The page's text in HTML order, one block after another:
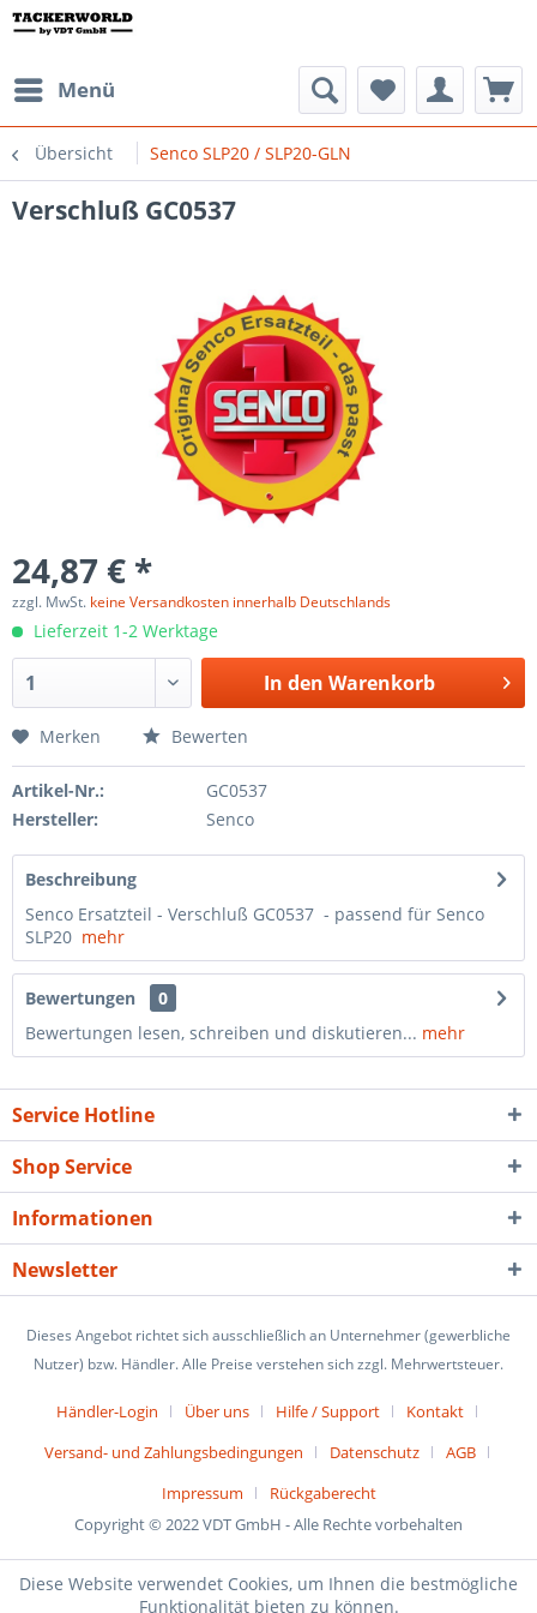
Menü
Übersicht Senco SLP20 / SLP20-GLN
Verschluß GC0537
24,87 € *
zzgl. MwSt. keine Versandkosten innerhalb Deutschlands
Lieferzeit 1-2 Werktage
In den Warenkorb
Merken Bewerten
Artikel-Nr.:
GC0537
Hersteller:
Senco
Beschreibung
Senco Ersatzteil - Verschluß GC0537 - passend für Senco
SLP20 mehr
Bewertungen
0
Bewertungen lesen, schreiben und diskutieren... mehr
Service Hotline
Shop Service
Informationen
Newsletter
Dieses Angebot richtet sich ausschließlich an Unternehmer (gewerbliche
Nutzer) bzw. Händler. Alle Preise verstehen sich zzgl. Mehrwertsteuer.
Händler-Login Über uns Hilfe / Support
Kontakt
Versand- und Zahlungsbedingungen
Datenschutz
AGB
Impressum
Rückgaberecht
Copyright © 2022 VDT GmbH - Alle Rechte vorbehalten
Diese Website verwendet Cookies, um Ihnen die bestmögliche
Funktionalität bieten zu können.